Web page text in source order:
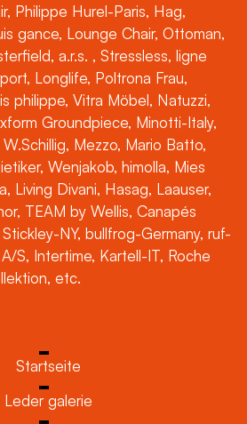
Philippe Hurel-Paris, Hag,
gance, Lounge Chair, Ottoman,
a.r.s. , Stressless, ligne
Longlife, Poltrona Frau,
philippe, Vitra Möbel, Natuzzi,
Groundpiece, Minotti-Italy,
Mezzo, Mario Batto,
Wenjakob, himolla, Mies
Living Divani, Hasag, Laauser,
TEAM by Wellis, Canapés
NY, bullfrog-Germany, ruf-
S, Intertime, Kartell-IT, Roche
etc.
Startseite
Leder galerie